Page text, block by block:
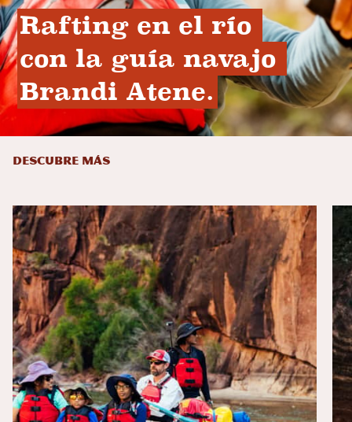
Rafting en el río
con la guía navajo
Brandi Atene.
DESCUBRE MÁS